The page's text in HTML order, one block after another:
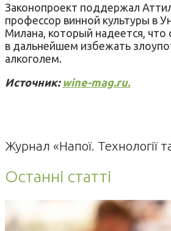
Законопроект поддержал
профессор винной культуры в
Милана, который надеется,
в дальнейшем избежать
алкоголем.
Источник: wine-mag.ru.
Журнал «Напої. Технології
Останні статті